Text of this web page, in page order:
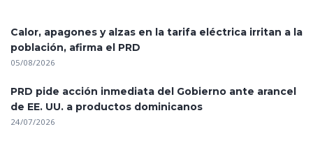
Calor, apagones y alzas en la tarifa eléctrica irritan a la
población, afirma el PRD
05/08/2026
PRD pide acción inmediata del Gobierno ante arancel
de EE. UU. a productos dominicanos
24/07/2026